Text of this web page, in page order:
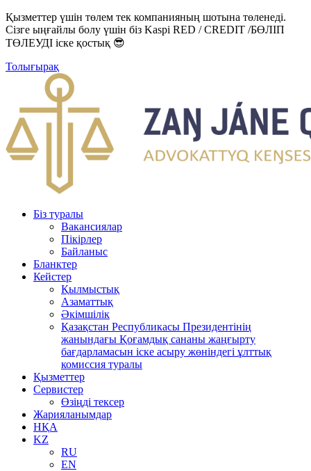
Қызметтер үшін төлем тек компанияның шотына төленеді.
Сізге ыңғайлы болу үшін біз Kaspi RED / CREDIT /БӨЛІП
ТӨЛЕУДІ іске қостық 😎
Толығырақ
Біз туралы
Вакансиялар
Пікірлер
Байланыс
Бланктер
Кейстер
Қылмыстық
Азаматтық
Әкімшілік
Қазақстан Республикасы Президентінің
жанындағы Қоғамдық сананы жаңғырту
бағдарламасын іске асыру жөніндегі ұлттық
комиссия туралы
Қызметтер
Сервистер
Өзіңді тексер
Жарияланымдар
НҚА
KZ
RU
EN